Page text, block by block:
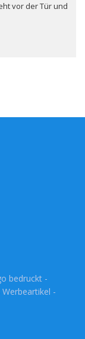
vor der Tür und
bedruckt -
-